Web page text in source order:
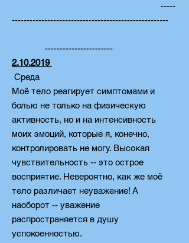
-----
-----------------------------------------------------
-----------------------
2.10.2019
Среда
Моё тело реагирует симптомами и
болью не только на физическую
активность, но и на интенсивность
моих эмоций, которые я, конечно,
контролировать не могу. Высокая
чувствительность -- это острое
восприятие. Невероятно, как же моё
тело различает неуважение! А
наоборот -- уважение
распространяется в душу
успокоенностью.